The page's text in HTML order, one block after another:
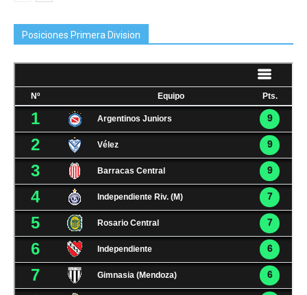
Posiciones Primera Division